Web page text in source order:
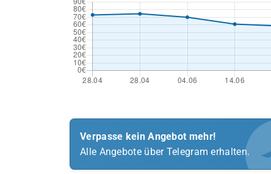
Verpasse kein Angebot mehr!
Alle Angebote über Telegram erhalten.